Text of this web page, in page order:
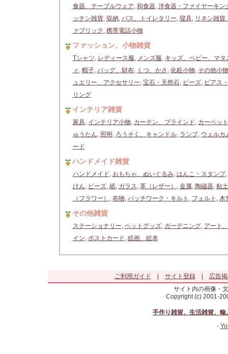
食器、テーブルウェア, 和食器, 洋食器・ファイヤーキン
ッチン雑貨, 収納, バス、トイレタリー, 寝具, リネン雑貨
ァブリック , 携帯電話小物
ファッション、小物雑貨
Tシャツ, レディース服, メンズ服, キッズ、ベビー、マタ
ィ , 帽子, バッグ、財布, くつ、かさ , 化粧小物, その他小物
ュエリー、アクセサリー, 宝石・天然石, ビーズ, ピアス
リング
インテリア雑貨
家具, インテリア小物, カーテン、ブラインド, カーペッ
ゅうたん, 照明 , ろうそく、キャンドル, ランプ, ウェルカ
ード
ハンドメイド雑貨
ハンドメイド, おもちゃ、ぬいぐるみ, はんこ・スタンプ,
けん, ビーズ, 紙, ガラス, 革（レザー） , 金属, 陶磁器, 粘土
（フラワー） , 布物, パッチワーク・キルト , フェルト , 木
その他雑貨
ステーショナリー, ペットグッズ, ガーデニング, アート
イン, ポストカード, 絵画、絵本
ご利用ガイド サイト登録|
広告
サイト内の画像・
Copyright (c) 2001-
手作り雑貨、生活雑貨、
-